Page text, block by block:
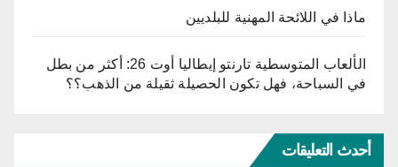
ماذا في اللائحة المهنية للبلديين
الألعاب المتوسطية تارنتو إيطاليا أوت 26: أكثر من بطل
في السباحة، فهل تكون الحصيلة ثقيلة من الذهب؟؟
أحدث التعليقات